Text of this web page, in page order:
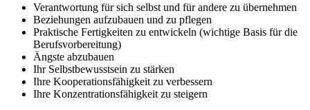
Verantwortung für sich selbst und für andere zu übernehmen
Beziehungen aufzubauen und zu pflegen
Praktische Fertigkeiten zu entwickeln (wichtige Basis für die
Berufsvorbereitung)
Ängste abzubauen
Ihr Selbstbewusstsein zu stärken
Ihre Kooperationsfähigkeit zu verbessern
Ihre Konzentrationsfähigkeit zu steigern